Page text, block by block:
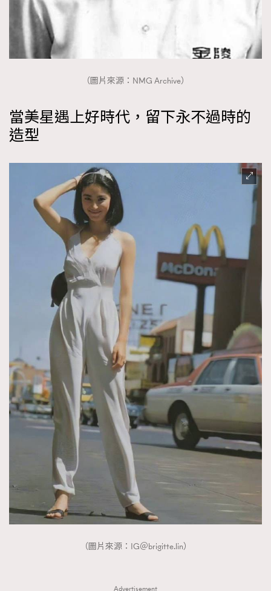
TRENDING
（圖片來源：NMG Archive）
當美星遇上好時代，留下永不過時的
造型
（圖片來源：IG＠brigitte.lin）
Advertisement